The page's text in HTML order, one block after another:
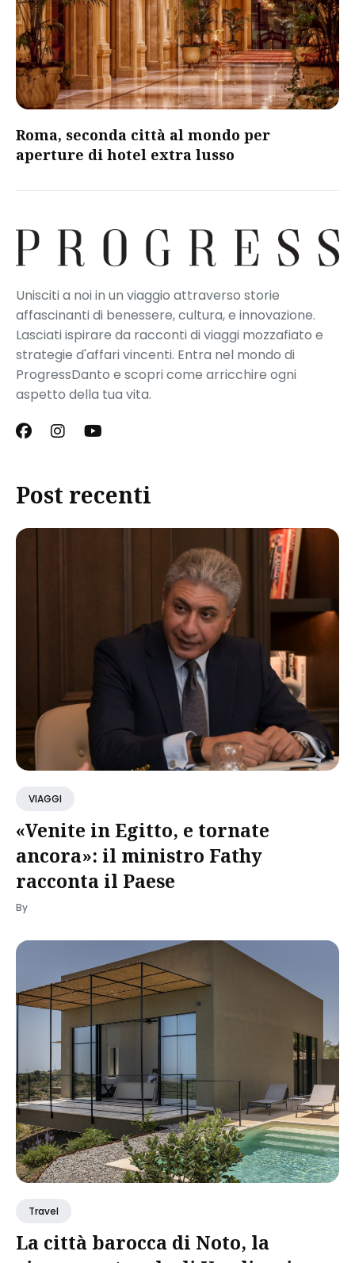
Roma, seconda città al mondo per
aperture di hotel extra lusso
Unisciti a noi in un viaggio attraverso storie
affascinanti di benessere, cultura, e innovazione.
Lasciati ispirare da racconti di viaggi mozzafiato e
strategie d'affari vincenti. Entra nel mondo di
ProgressDanto e scopri come arricchire ogni
aspetto della tua vita.
Post recenti
VIAGGI
«Venite in Egitto, e tornate
ancora»: il ministro Fathy
racconta il Paese
By
Travel
La città barocca di Noto, la